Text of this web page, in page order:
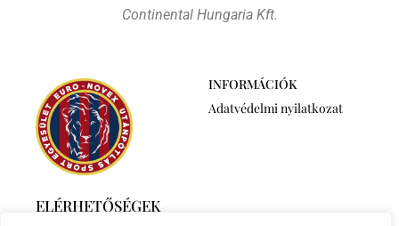
Continental Hungaria Kft.
INFORMÁCIÓK
Adatvédelmi nyilatkozat
ELÉRHETŐSÉGEK